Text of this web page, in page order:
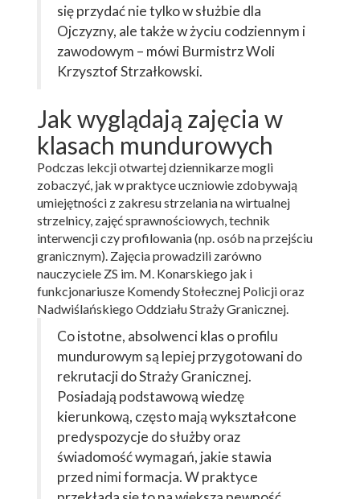
się przydać nie tylko w służbie dla
Ojczyzny, ale także w życiu codziennym i
zawodowym – mówi Burmistrz Woli
Krzysztof Strzałkowski.
Jak wyglądają zajęcia w
klasach mundurowych
Podczas lekcji otwartej dziennikarze mogli
zobaczyć, jak w praktyce uczniowie zdobywają
umiejętności z zakresu strzelania na wirtualnej
strzelnicy, zajęć sprawnościowych, technik
interwencji czy profilowania (np. osób na przejściu
granicznym). Zajęcia prowadzili zarówno
nauczyciele ZS im. M. Konarskiego jak i
funkcjonariusze Komendy Stołecznej Policji oraz
Nadwiślańskiego Oddziału Straży Granicznej.
Co istotne, absolwenci klas o profilu
mundurowym są lepiej przygotowani do
rekrutacji do Straży Granicznej.
Posiadają podstawową wiedzę
kierunkową, często mają wykształcone
predyspozycje do służby oraz
świadomość wymagań, jakie stawia
przed nimi formacja. W praktyce